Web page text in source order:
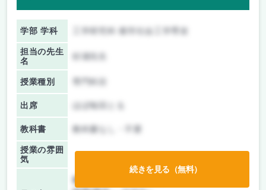
学部 学科 工学研究科 都市社会工学専攻
担当の先生
名
授業種別
出席 ほぼ毎回とる
教科書 教科書なし・不要
授業の雰囲
気
前期/中間：
続きを見る（無料）